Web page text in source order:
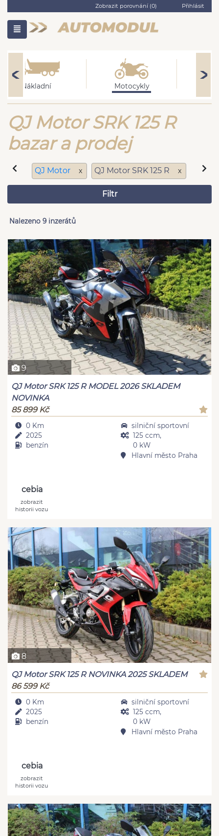
Zobrazit porovnání (0) Přihlásit
Nákladní Motocykly
QJ Motor SRK 125 R
bazar a prodej
QJ Motor x QJ Motor SRK 125 R x
Filtr
Nalezeno 9 inzerátů
9
QJ Motor SRK 125 R MODEL 2026 SKLADEM
NOVINKA
85 899 Kč
0 Km
2025
benzín
silniční sportovní
125 ccm,
0 kW
Hlavní město Praha
cebia
zobrazit
historii vozu
8
QJ Motor SRK 125 R NOVINKA 2025 SKLADEM
86 599 Kč
0 Km
2025
benzín
silniční sportovní
125 ccm,
0 kW
Hlavní město Praha
cebia
zobrazit
historii vozu